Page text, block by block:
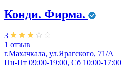
Конди. ​Фирма.
3
1 отзыв
г.Махачкала, ул.Ярагского, 71/А
Пн-Пт 09:00-19:00, Сб 10:00-17:00